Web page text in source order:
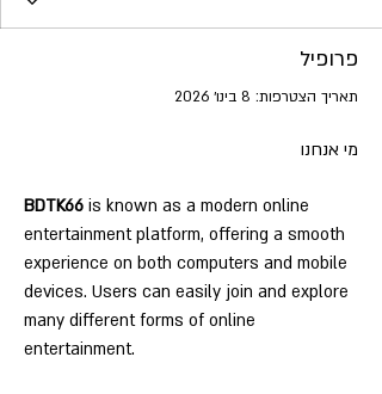
פרופיל
תאריך הצטרפות: 8 בינו׳ 2026
מי אנחנו
BDTK66 is known as a modern online
entertainment platform, offering a smooth
experience on both computers and mobile
devices. Users can easily join and explore
many different forms of online
entertainment.